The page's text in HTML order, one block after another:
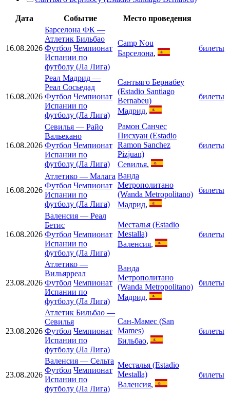
Дата Событие Место проведения
16.08.2026
Барселона ФК —
Атлетик Бильбао
Футбол Чемпионат
Испании по
футболу (Ла Лига)
Camp Nou
Барселона,
билеты
16.08.2026
Реал Мадрид —
Реал Сосьедад
Футбол Чемпионат
Испании по
футболу (Ла Лига)
Сантьяго Бернабеу
(Estadio Santiago
Bernabeu)
Мадрид,
билеты
16.08.2026
Севилья — Райо
Вальекано
Футбол Чемпионат
Испании по
футболу (Ла Лига)
Рамон Санчес
Писхуан (Estadio
Ramon Sanchez
Pizjuan)
Севилья,
билеты
16.08.2026
Атлетико — Малага
Футбол Чемпионат
Испании по
футболу (Ла Лига)
Ванда
Метрополитано
(Wanda Metropolitano)
Мадрид,
билеты
16.08.2026
Валенсия — Реал
Бетис
Футбол Чемпионат
Испании по
футболу (Ла Лига)
Месталья (Estadio
Mestalla)
Валенсия,
билеты
23.08.2026
Атлетико —
Вильярреал
Футбол Чемпионат
Испании по
футболу (Ла Лига)
Ванда
Метрополитано
(Wanda Metropolitano)
Мадрид,
билеты
23.08.2026
Атлетик Бильбао —
Севилья
Футбол Чемпионат
Испании по
футболу (Ла Лига)
Сан-Мамес (San
Mames)
Бильбао,
билеты
23.08.2026
Валенсия — Сельта
Футбол Чемпионат
Испании по
футболу (Ла Лига)
Месталья (Estadio
Mestalla)
Валенсия,
билеты